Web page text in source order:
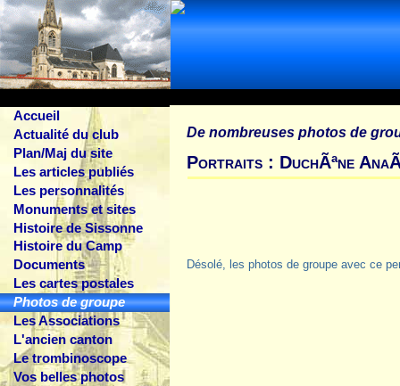
Accueil
Actualité du club
Plan/Maj du site
Les articles publiés
Les personnalités
Monuments et sites
Histoire de Sissonne
Histoire du Camp
Documents
Les cartes postales
Photos de groupe
Les Associations
L'ancien canton
Le trombinoscope
Vos belles photos
De nombreuses photos de
Portraits : DuchÃªne
Désolé, les photos de groupe avec ce